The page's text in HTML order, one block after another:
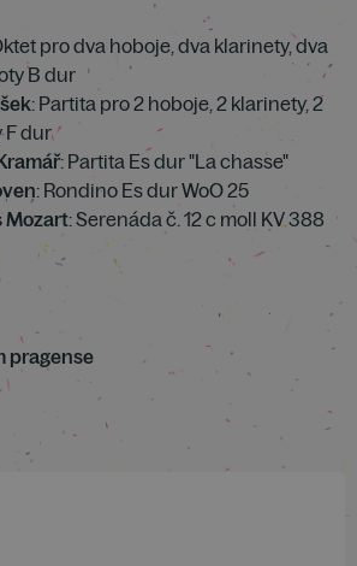
pro dva hoboje, dva klarinety, dva
B dur
: Partita pro 2 hoboje, 2 klarinety, 2
F dur
: Partita Es dur "La chasse"
: Rondino Es dur WoO 25
Mozart: Serenáda č. 12 c moll KV 388
pragense